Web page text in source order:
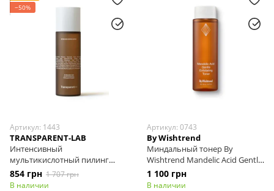
−50%
Артикул: 1443
TRANSPARENT-LAB
Интенсивный
мультикислотный пилинг
Transparent-Lab Strong
Exfoliator, 130 мл
854 грн 1 707 грн
В наличии
Артикул: 0743
By Wishtrend
Миндальный тонер By
Wishtrend Mandelic Acid Gentle
Exfoliating Toner, 150 мл
1 100 грн
В наличии